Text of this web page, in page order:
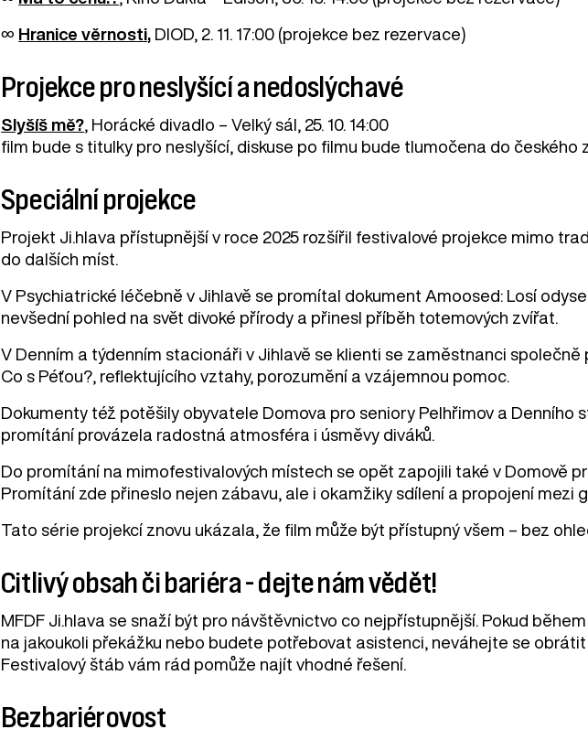
∞ Hranice věrnosti, DIOD, 2. 11. 17:00 (projekce bez rezervace)
Projekce pro neslyšící a nedoslýchavé
Slyšíš mě? , Horácké divadlo – Velký sál, 25. 10. 14:00
film bude s titulky pro neslyšící, diskuse po filmu bude tlumočena do českého
Speciální projekce
Projekt Ji.hlava přístupnější v roce 2025 rozšířil festivalové projekce mimo
do dalších míst.
V Psychiatrické léčebně v Jihlavě se promítal dokument Amoosed: Losí
nevšední pohled na svět divoké přírody a přinesl příběh totemových zvířat.
V Denním a týdenním stacionáři v Jihlavě se klienti se zaměstnanci společně
Co s Péťou?, reflektujícího vztahy, porozumění a vzájemnou pomoc.
Dokumenty též potěšily obyvatele Domova pro seniory Pelhřimov a Denního
promítání provázela radostná atmosféra i úsměvy diváků.
Do promítání na mimofestivalových místech se opět zapojili také v Domově
Promítání zde přineslo nejen zábavu, ale i okamžiky sdílení a propojení mezi
Tato série projekcí znovu ukázala, že film může být přístupný všem – bez
Citlivý obsah či bariéra - dejte nám vědět!
MFDF Ji.hlava se snaží být pro návštěvnictvo co nejpřístupnější. Pokud
na jakoukoli překážku nebo budete potřebovat asistenci, neváhejte se obrátit
Festivalový štáb vám rád pomůže najít vhodné řešení.
Bezbariérovost